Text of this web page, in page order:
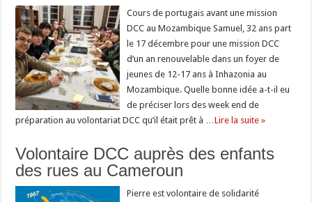
Cours de portugais avant une mission
DCC au Mozambique Samuel, 32 ans part
le 17 décembre pour une mission DCC
d’un an renouvelable dans un foyer de
jeunes de 12-17 ans à Inhazonia au
Mozambique. Quelle bonne idée a-t-il eu
de préciser lors des week end de
préparation au volontariat DCC qu’il était prêt à …Lire la suite »
Volontaire DCC auprès des enfants
des rues au Cameroun
Pierre est volontaire de solidarité